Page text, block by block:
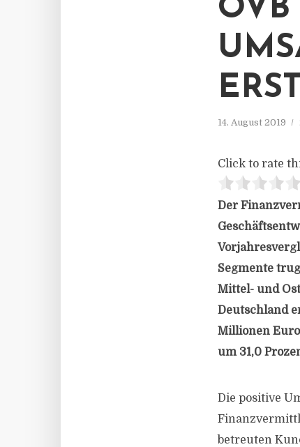
14. August 2019
Click to rate
Der
Segmente
Mittel- und
Deutschland
Millionen
um 31,0
Die positive
betreuten